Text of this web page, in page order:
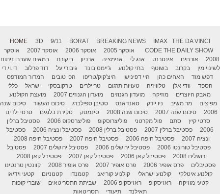
HOME 3D 9/11 BORAT BREAKING NEWS IMAX
THE DA VINCI
CODE THE DAILY SHOW אוסקר 2005 אוסקר 2006 אוסקר 2007
אוסקר
2008
אורחים אינטרנט אנג לי אנימציה ארכיון ביקורת
במאים שעברו ניתוח
לשינוי מין
בקרוב בשוטף בתי קולנוע ג'יימס בונד גיבורי על דוד פרלוב
די.וי.די
דפש מוד
האחים כהן היי דפינישן היצ'קוק/טריפו הכי טובים
המדור המודפס
הספד
וודי אלן טלוויזיה טעויות תרגום טריילרים טרקובסקי ישראל
כללי
מאבק היוצרים
מוזיקה מועדון הגנוזים מועדון הגנוזים 2007
מועצת הקולנוע
מפיצים
מר משיב ניו יורק סאנדאנס סטיבן ספילברג סיכום העשור
סיכום שנה
2006
סיכום שנה 2007 סיכום שנה 2008 סינמטק סקירת בלוגים
סרטי ילדים
סרטי קיץ
סתם פול מקרטני פוליצרוסקופ פוליצרסקופ 2006
פסטיבל ברלין
2006
פסטיבל ברלין 2007 פסטיבל ברלין 2008 פסטיבל ונציה 2006
פסטיבל
ונציה 2007
פסטיבל חיפה 2006 פסטיבל חיפה 2007
פסטיבל חיפה 2008
פסטיבל טורונטו 2006
פסטיבל ירושלים 2006 פסטיבל ירושלים 2007
פסטיבל
ירושלים 2008
פסטיבל קאן 2006 פסטיבל קאן 2007
פסטיבל קאן 2008
פסטיבלים
פרס אופיר 2006 פרס אופיר 2007 פרס אופיר 2008
קוונטין טרנטינו
קולנוע איטלקי
קולנוע ישראלי קולנוע קוריאני קטמנדו קטנוניזם
קטעי וידיאו
קטעי מוזיקה
ראזיסקופ ראזיסקופ 2006 שביתת התסריטאים
שוברי קופות
תאילנד
תיעודי תסריטאות